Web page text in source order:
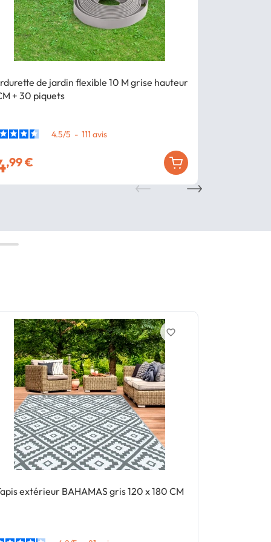
de jardin flexible 10 M grise hauteur
+ 30 piquets
4.5/5 - 111 avis
,99 €
extérieur BAHAMAS gris 120 x 180 CM
favorite_border